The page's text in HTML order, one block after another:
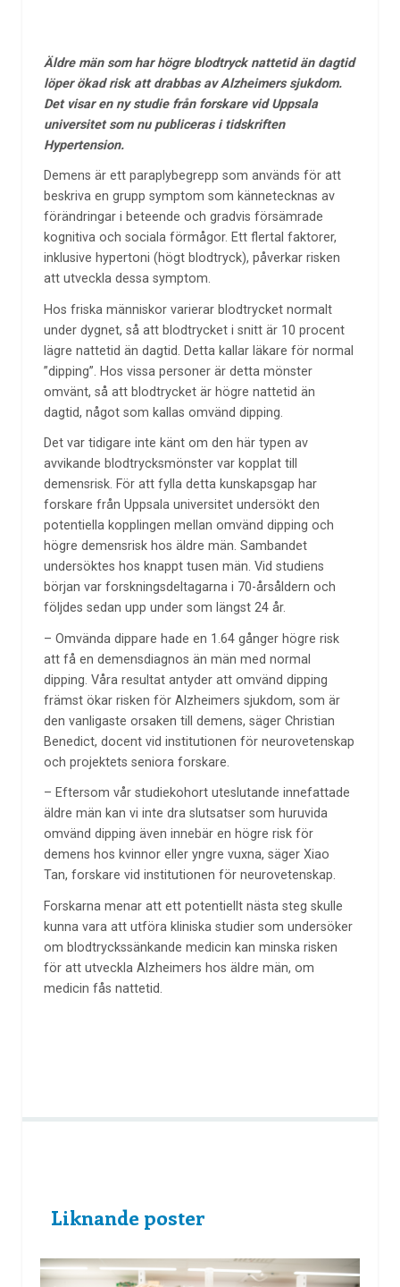
Äldre män som har högre blodtryck nattetid än dagtid
löper ökad risk att drabbas av Alzheimers sjukdom.
Det visar en ny studie från forskare vid Uppsala
universitet som nu publiceras i tidskriften
Hypertension.
Demens är ett paraplybegrepp som används för att
beskriva en grupp symptom som kännetecknas av
förändringar i beteende och gradvis försämrade
kognitiva och sociala förmågor. Ett flertal faktorer,
inklusive hypertoni (högt blodtryck), påverkar risken
att utveckla dessa symptom.
Hos friska människor varierar blodtrycket normalt
under dygnet, så att blodtrycket i snitt är 10 procent
lägre nattetid än dagtid. Detta kallar läkare för normal
”dipping”. Hos vissa personer är detta mönster
omvänt, så att blodtrycket är högre nattetid än
dagtid, något som kallas omvänd dipping.
Det var tidigare inte känt om den här typen av
avvikande blodtrycksmönster var kopplat till
demensrisk. För att fylla detta kunskapsgap har
forskare från Uppsala universitet undersökt den
potentiella kopplingen mellan omvänd dipping och
högre demensrisk hos äldre män. Sambandet
undersöktes hos knappt tusen män. Vid studiens
början var forskningsdeltagarna i 70-årsåldern och
följdes sedan upp under som längst 24 år.
– Omvända dippare hade en 1.64 gånger högre risk
att få en demensdiagnos än män med normal
dipping. Våra resultat antyder att omvänd dipping
främst ökar risken för Alzheimers sjukdom, som är
den vanligaste orsaken till demens, säger Christian
Benedict, docent vid institutionen för neurovetenskap
och projektets seniora forskare.
– Eftersom vår studiekohort uteslutande innefattade
äldre män kan vi inte dra slutsatser som huruvida
omvänd dipping även innebär en högre risk för
demens hos kvinnor eller yngre vuxna, säger Xiao
Tan, forskare vid institutionen för neurovetenskap.
Forskarna menar att ett potentiellt nästa steg skulle
kunna vara att utföra kliniska studier som undersöker
om blodtryckssänkande medicin kan minska risken
för att utveckla Alzheimers hos äldre män, om
medicin fås nattetid.
Liknande poster